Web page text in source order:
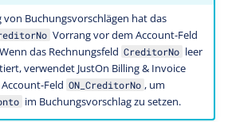
von Buchungsvorschlägen hat das
Vorrang vor dem Account-Feld
das Rechnungsfeld CreditorNo leer
verwendet JustOn Billing & Invoice
Feld ON_CreditorNo , um
im Buchungsvorschlag zu setzen.